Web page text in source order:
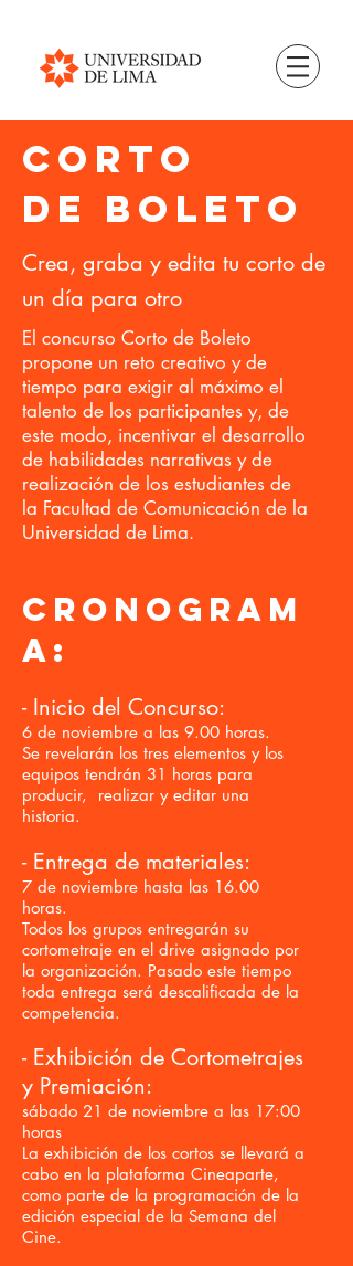
CORTO
DE BOLETO
Crea, graba y edita tu corto de
un día para otro
El concurso Corto de Boleto
propone un reto creativo y de
tiempo para exigir al máximo el
talento de los participantes y, de
este modo, incentivar el desarrollo
de habilidades narrativas y de
realización de los estudiantes de
la Facultad de Comunicación de la
Universidad de Lima.
CRONOGRAM
A:
- Inicio del Concurso:
6 de noviembre a las 9.00 horas.
Se revelarán los tres elementos y los
equipos tendrán 31 horas para
producir, realizar y editar una
historia.
- Entrega de materiales:
7 de noviembre hasta las 16.00
horas.
Todos los grupos entregarán su
cortometraje en el drive asignado por
la organización. Pasado este tiempo
toda entrega será descalificada de la
competencia.
- Exhibición de Cortometrajes
y Premiación:
sábado 21 de noviembre a las 17:00
horas
La exhibición de los cortos se llevará a
cabo en la plataforma Cineaparte,
como parte de la programación de la
edición especial de la Semana del
Cine.